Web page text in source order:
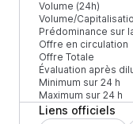
Volume (24h)
Volume/
Prédominance sur
Offre en circulation
Offre Totale
Évaluation après
Minimum sur 24 h
Maximum sur 24 h
Liens officiels